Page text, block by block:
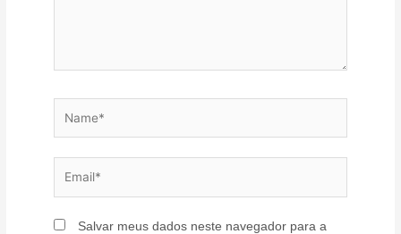
Salvar meus dados neste navegador para a